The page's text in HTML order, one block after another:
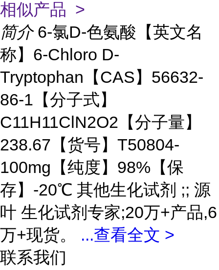
相似产品 >
简介 6-氯D-色氨酸【英文名
称】6-Chloro D-
Tryptophan【CAS】56632-
86-1【分子式】
C11H11ClN2O2【分子量】
238.67【货号】T50804-
100mg【纯度】98%【保
存】-20℃ 其他生化试剂 ;; 源
叶 生化试剂专家;20万+产品,6
万+现货。 ...查看全文 >
联系我们